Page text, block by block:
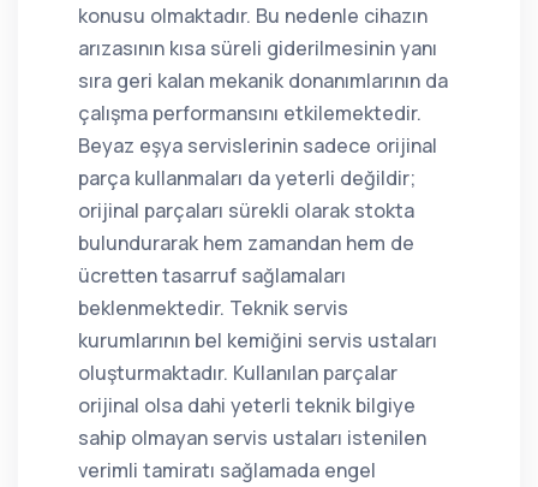
konusu olmaktadır. Bu nedenle cihazın
arızasının kısa süreli giderilmesinin yanı
sıra geri kalan mekanik donanımlarının da
çalışma performansını etkilemektedir.
Beyaz eşya servislerinin sadece orijinal
parça kullanmaları da yeterli değildir;
orijinal parçaları sürekli olarak stokta
bulundurarak hem zamandan hem de
ücretten tasarruf sağlamaları
beklenmektedir. Teknik servis
kurumlarının bel kemiğini servis ustaları
oluşturmaktadır. Kullanılan parçalar
orijinal olsa dahi yeterli teknik bilgiye
sahip olmayan servis ustaları istenilen
verimli tamiratı sağlamada engel